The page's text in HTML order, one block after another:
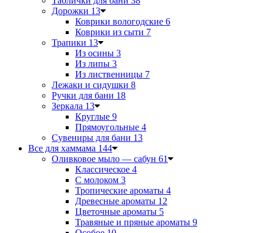
Дорожки 13
Коврики вологодские 6
Коврики из сыти 7
Трапики 13
Из осины 3
Из липы 3
Из лиственницы 7
Лежаки и сидушки 8
Ручки для бани 18
Зеркала 13
Круглые 9
Прямоугольные 4
Сувениры для бани 13
Все для хаммама 144
Оливковое мыло — сабун 61
Классическое 4
С молоком 3
Тропические ароматы 4
Древесные ароматы 12
Цветочные ароматы 5
Травяные и пряные ароматы 9